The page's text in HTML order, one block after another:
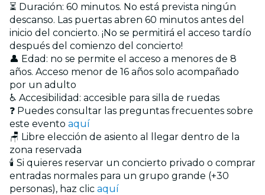
⏳ Duración: 60 minutos. No está prevista ningún
descanso. Las puertas abren 60 minutos antes del
inicio del concierto. ¡No se permitirá el acceso tardío
después del comienzo del concierto!
👤 Edad: no se permite el acceso a menores de 8
años. Acceso menor de 16 años solo acompañado
por un adulto
♿ Accesibilidad: accesible para silla de ruedas
❓ Puedes consultar las preguntas frecuentes sobre
este evento aquí
🪑 Libre elección de asiento al llegar dentro de la
zona reservada
🕯️ Si quieres reservar un concierto privado o comprar
entradas normales para un grupo grande (+30
personas), haz clic aquí